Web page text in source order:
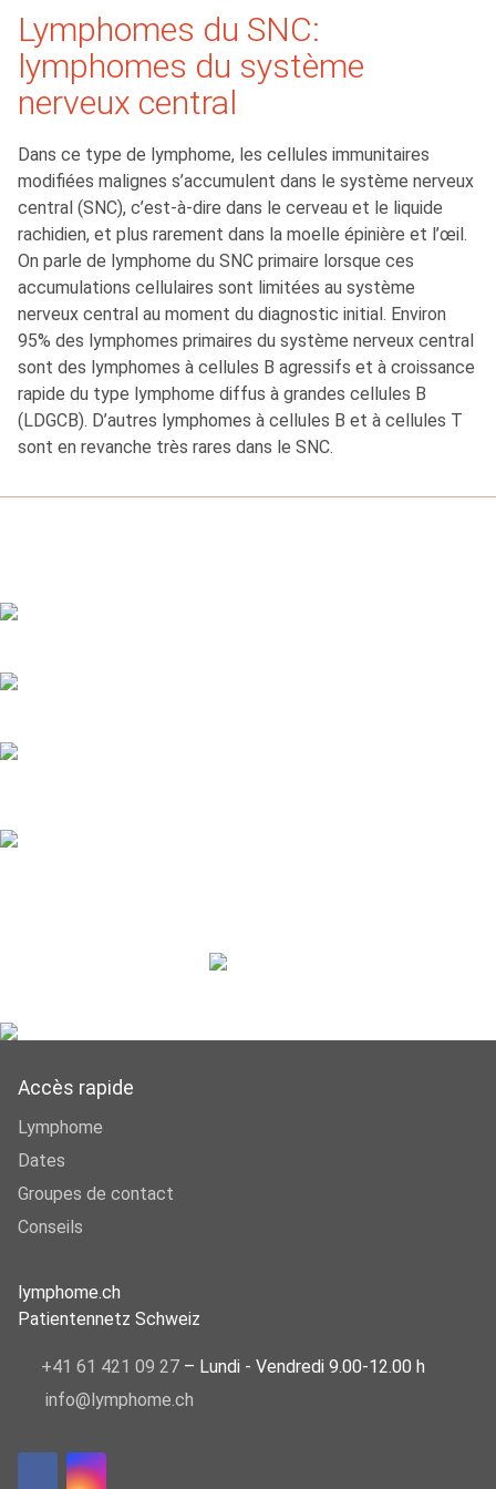
Lymphomes du SNC:
lymphomes du système
nerveux central
Dans ce type de lymphome, les cellules immunitaires
modifiées malignes s’accumulent dans le système nerveux
central (SNC), c’est-à-dire dans le cerveau et le liquide
rachidien, et plus rarement dans la moelle épinière et l’œil.
On parle de lymphome du SNC primaire lorsque ces
accumulations cellulaires sont limitées au système
nerveux central au moment du diagnostic initial. Environ
95% des lymphomes primaires du système nerveux central
sont des lymphomes à cellules B agressifs et à croissance
rapide du type lymphome diffus à grandes cellules B
(LDGCB). D’autres lymphomes à cellules B et à cellules T
sont en revanche très rares dans le SNC.
Accès rapide
Lymphome
Dates
Groupes de contact
Conseils
lymphome.ch
Patientennetz Schweiz
+41 61 421 09 27 – Lundi - Vendredi 9.00-12.00 h
info@lymphome.ch